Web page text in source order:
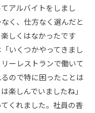
アルバイトをしまし
く、仕方なく選んだと
しくはなかったです
いくつかやってきまし
ーレストランで働いて
ので特に困ったことは
楽しんでいましたね」
くれました。社員の香